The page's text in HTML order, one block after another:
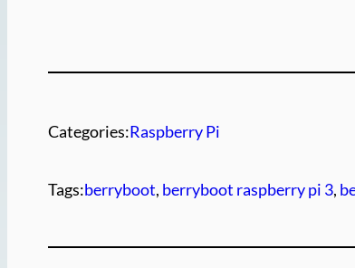
Categories:Raspberry Pi
Tags:berryboot, berryboot raspberry pi 3,